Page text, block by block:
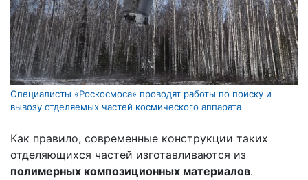
Специалисты «Роскосмоса» проводят работы по поиску и
вывозу отделяемых частей космического аппарата
Как правило, современные конструкции таких
отделяющихся частей изготавливаются из
полимерных композиционных материалов.